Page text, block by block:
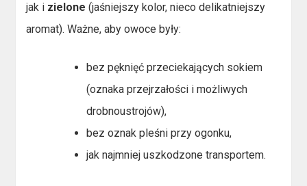
jak i zielone (jaśniejszy kolor, nieco delikatniejszy
aromat). Ważne, aby owoce były:
bez pęknięć przeciekających sokiem
(oznaka przejrzałości i możliwych
drobnoustrojów),
bez oznak pleśni przy ogonku,
jak najmniej uszkodzone transportem.